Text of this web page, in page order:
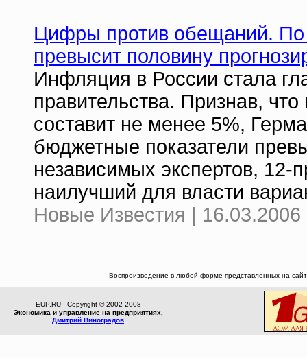
Цифры против обещаний. По
превысит половину
Инфляция в России стала
правительства. Признав,
составит не менее 5%,
бюджетные показатели
независимых экспертов, 12-
наилучший для власти
Новые Известия | 16.03.2006
Воспроизведение в любой форме представленных на
EUP.RU - Copyright © 2002-2008
Экономика и управление на предприятиях,
Дмитрий Виноградов